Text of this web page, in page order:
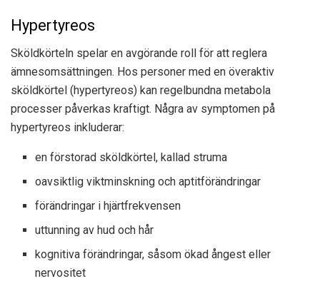
Hypertyreos
Sköldkörteln spelar en avgörande roll för att reglera
ämnesomsättningen. Hos personer med en överaktiv
sköldkörtel (hypertyreos) kan regelbundna metabola
processer påverkas kraftigt. Några av symptomen på
hypertyreos inkluderar:
en förstorad sköldkörtel, kallad struma
oavsiktlig viktminskning och aptitförändringar
förändringar i hjärtfrekvensen
uttunning av hud och hår
kognitiva förändringar, såsom ökad ångest eller
nervositet